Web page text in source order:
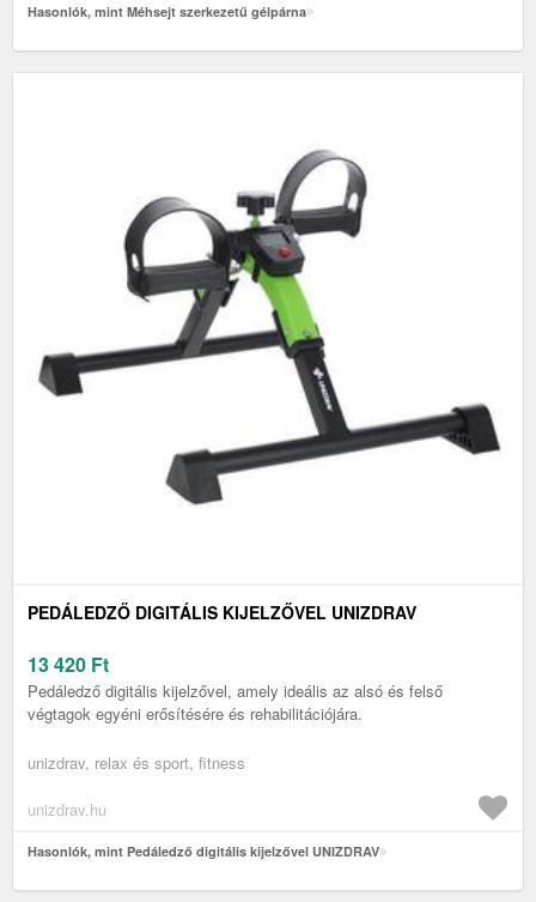
Hasonlók, mint Méhsejt szerkezetű gélpárna
PEDÁLEDZŐ DIGITÁLIS KIJELZŐVEL UNIZDRAV
13 420 Ft
Pedáledző digitális kijelzővel, amely ideális az alsó és felső
végtagok egyéni erősítésére és rehabilitációjára.
unizdrav, relax és sport, fitness
unizdrav.hu
Hasonlók, mint Pedáledző digitális kijelzővel UNIZDRAV